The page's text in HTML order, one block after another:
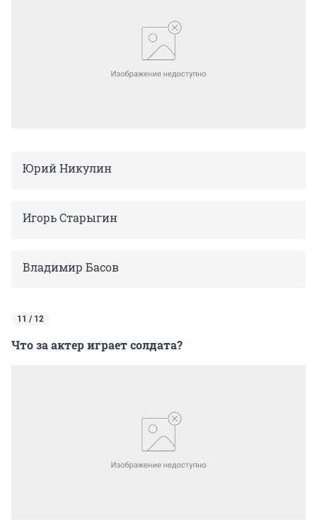
Юрий Никулин
Игорь Старыгин
Владимир Басов
11 / 12
Что за актер играет солдата?